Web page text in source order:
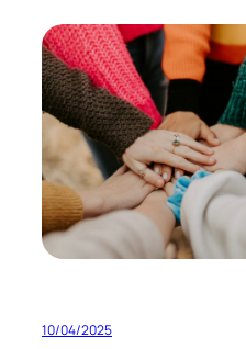
INGEVULD-
Vacature
Locatie
Manager
Opvang
Eindhoven
10/04/2025